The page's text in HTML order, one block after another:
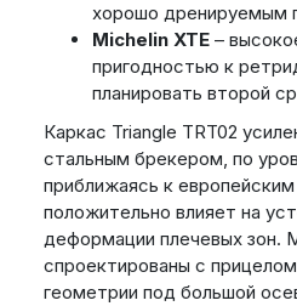
хорошо дренируемым
Michelin XTE–
пригодностью к
планировать второй
Каркас Triangle TRT02
стальным брекером, по
приближаясь к
положительно влияет на
деформации плечевых зон.
спроектированы с
геометрии под большой